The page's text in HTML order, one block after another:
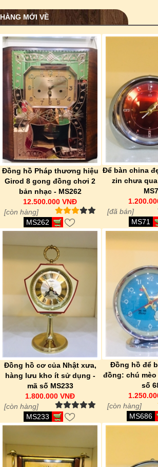
HÀNG MỚI VỀ
Đồng hồ Pháp thương hiệu
Girod 8 gong đồng chơi 2
bản nhạc - MS262
12.500.000 VNĐ
[còn hàng]
MS262
Để bàn china
zin chưa
[đã bán]
MS71
Đồng hồ cơ của Nhật xưa,
hàng lưu kho ít sử dụng -
mã số MS233
1.800.000 VNĐ
[còn hàng]
MS233
Đồng hồ để
đồng: chú mèo
số
[còn hàng]
MS686